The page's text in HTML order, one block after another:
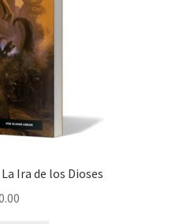
Ira de los Dioses